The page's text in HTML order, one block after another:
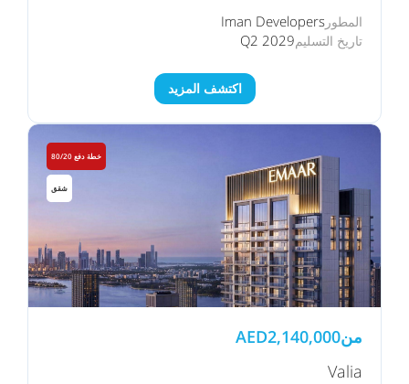
المطور Iman Developers
تاريخ التسليمQ2 2029
اكتشف المزيد
خطة دفع 80/20
شقق
من AED2,140,000
Valia